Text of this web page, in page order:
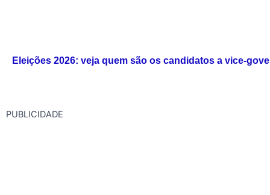
Eleições 2026: veja quem são os candidatos a vice-
PUBLICIDADE